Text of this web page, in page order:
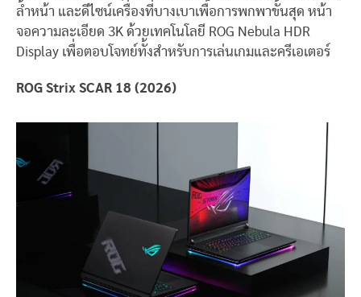
ล้ำหน้า และดีไซน์เครื่องที่บางเบาเพื่อการพกพาขั้นสุด หน้า
จอความละเอียด 3K ด้วยเทคโนโลยี ROG Nebula HDR
Display เพื่อตอบโจทย์ทั้งสำหรับการเล่นเกมและครีเอเตอร์
ROG Strix SCAR 18 (2026)